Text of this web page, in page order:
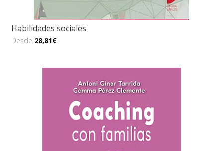
Habilidades sociales
Desde 28,81€